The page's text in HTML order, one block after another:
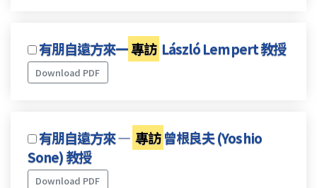
有朋自遠方來一專訪 László Lempert 教授
Download PDF
有朋自遠方來 — 專訪 曾根良夫 (Yoshio
Sone) 教授
Download PDF